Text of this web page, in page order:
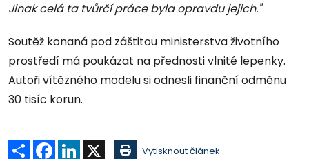
Jinak celá ta tvůrčí práce byla opravdu jejich."
Soutěž konaná pod záštitou ministerstva životního
prostředí má poukázat na přednosti vlnité lepenky.
Autoři vítězného modelu si odnesli finanční odměnu
30 tisíc korun.
Sdílet Facebook
LinkedIn Vytisknout článek